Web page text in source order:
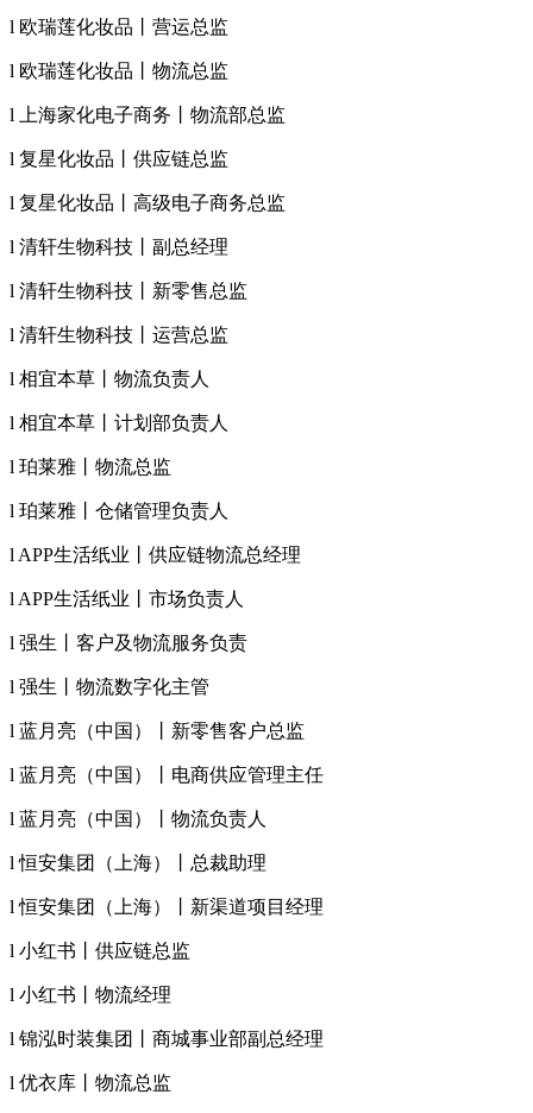
l 欧瑞莲化妆品丨营运总监
l 欧瑞莲化妆品丨物流总监
l 上海家化电子商务丨物流部总监
l 复星化妆品丨供应链总监
l 复星化妆品丨高级电子商务总监
l 清轩生物科技丨副总经理
l 清轩生物科技丨新零售总监
l 清轩生物科技丨运营总监
l 相宜本草丨物流负责人
l 相宜本草丨计划部负责人
l 珀莱雅丨物流总监
l 珀莱雅丨仓储管理负责人
l APP生活纸业丨供应链物流总经理
l APP生活纸业丨市场负责人
l 强生丨客户及物流服务负责
l 强生丨物流数字化主管
l 蓝月亮（中国）丨新零售客户总监
l 蓝月亮（中国）丨电商供应管理主任
l 蓝月亮（中国）丨物流负责人
l 恒安集团（上海）丨总裁助理
l 恒安集团（上海）丨新渠道项目经理
l 小红书丨供应链总监
l 小红书丨物流经理
l 锦泓时装集团丨商城事业部副总经理
l 优衣库丨物流总监